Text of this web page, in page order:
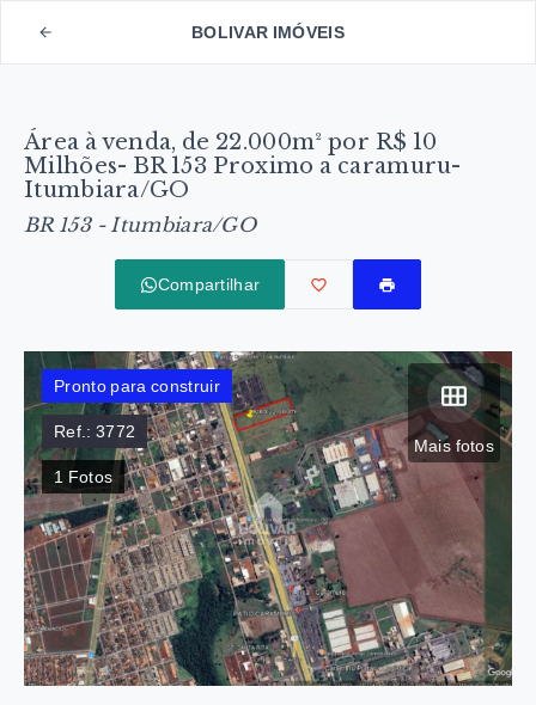
BOLIVAR IMÓVEIS
Área à venda, de 22.000m² por R$ 10
Milhões- BR 153 Proximo a caramuru-
Itumbiara/GO
BR 153 - Itumbiara/GO
Compartilhar
Mais fotos
Pronto para construir
Ref.:3772
1 Fotos